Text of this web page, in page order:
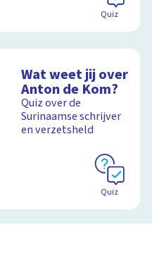
Quiz
Wat weet jij over
Anton de Kom?
Quiz over de
Surinaamse schrijver
en verzetsheld
Quiz